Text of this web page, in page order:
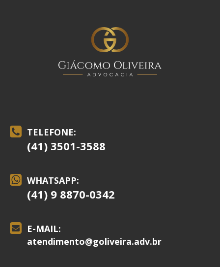
TELEFONE:
(41) 3501-3588
WHATSAPP:
(41) 9 8870-0342
E-MAIL:
atendimento@goliveira.adv.br